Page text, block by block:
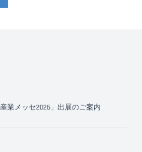
業メッセ2026」出展のご案内